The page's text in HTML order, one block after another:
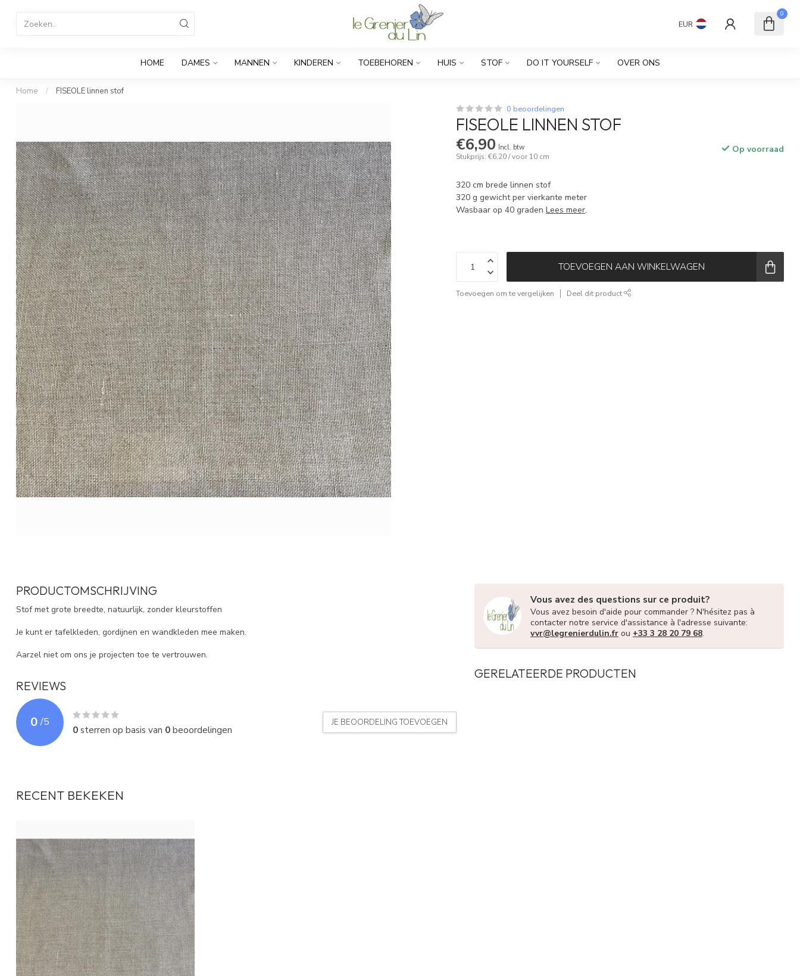
EUR
0
HOME DAMES MANNEN KINDEREN TOEBEHOREN HUIS STOF DO IT YOURSELF OVER ONS
Home / FISEOLE linnen stof
0 beoordelingen
FISEOLE LINNEN STOF
€6,90 Incl. btw
Stukprijs: €6,20 / voor 10 cm
Op voorraad
320 cm brede linnen stof
320 g gewicht per vierkante meter
Wasbaar op 40 gradenLees meer.
TOEVOEGEN AAN WINKELWAGEN
Toevoegen om te vergelijken Deel dit product
PRODUCTOMSCHRIJVING
Stof met grote breedte, natuurlijk, zonder kleurstoffen
Je kunt er tafelkleden, gordijnen en wandkleden mee maken.
Aarzel niet om ons je projecten toe te vertrouwen.
REVIEWS
0 /5
0sterren op basis van 0beoordelingen
JE BEOORDELING TOEVOEGEN
Vous avez des questions sur ce produit?
Vous avez besoin d'aide pour commander ? N'hésitez pas à
contacter notre service d'assistance à l'adresse suivante:
vvr@legrenierdulin.fr ou +33 3 28 20 79 68.
GERELATEERDE PRODUCTEN
RECENT BEKEKEN